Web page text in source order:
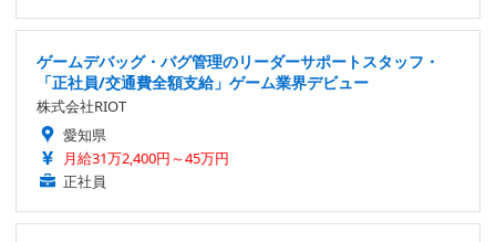
ゲームデバッグ・バグ管理のリーダーサポートスタッフ・
「正社員/交通費全額支給」ゲーム業界デビュー
株式会社RIOT
愛知県
月給31万2,400円～45万円
正社員